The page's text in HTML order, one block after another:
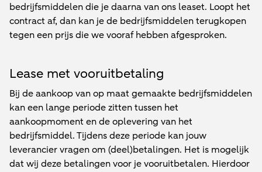
bedrijfsmiddelen die je daarna van ons leaset. Loopt het
contract af, dan kan je de bedrijfsmiddelen terugkopen
tegen een prijs die we vooraf hebben afgesproken.
Lease met vooruitbetaling
Bij de aankoop van op maat gemaakte bedrijfsmiddelen
kan een lange periode zitten tussen het
aankoopmoment en de oplevering van het
bedrijfsmiddel. Tijdens deze periode kan jouw
leverancier vragen om (deel)betalingen. Het is mogelijk
dat wij deze betalingen voor je vooruitbetalen. Hierdoor